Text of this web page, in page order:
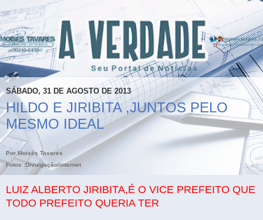
SÁBADO, 31 DE AGOSTO DE 2013
HILDO E JIRIBITA ,JUNTOS PELO
MESMO IDEAL
Por Moisés Tavares
Fotos :Divulgação/internet
LUIZ ALBERTO JIRIBITA,É O VICE PREFEITO QUE
TODO PREFEITO QUERIA TER